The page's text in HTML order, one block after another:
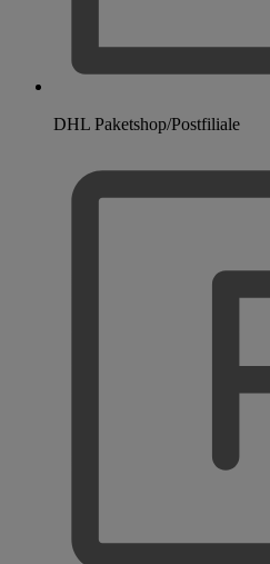
DHL Paketshop/Postfiliale